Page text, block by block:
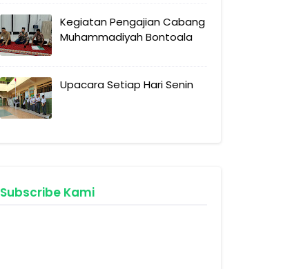
Kegiatan Pengajian Cabang
Muhammadiyah Bontoala
Upacara Setiap Hari Senin
Subscribe Kami